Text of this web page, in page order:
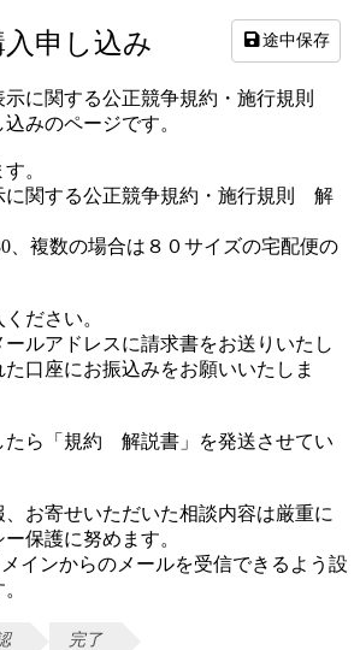
申し込み
示に関する公正競争規約・施行規則
みのページです。
。
に関する公正競争規約・施行規則 解
、複数の場合は８０サイズの宅配便の
ださい。
ルアドレスに請求書をお送りいたし
口座にお振込みをお願いいたしま
たら「規約 解説書」を発送させてい
お寄せいただいた相談内容は厳重に
保護に努めます。
メインからのメールを受信できるよう設
完了
途中保存